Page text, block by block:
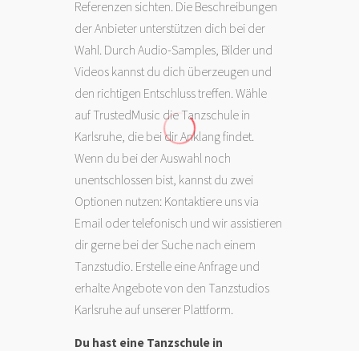
Referenzen sichten. Die Beschreibungen
der Anbieter unterstützen dich bei der
Wahl. Durch Audio-Samples, Bilder und
Videos kannst du dich überzeugen und
den richtigen Entschluss treffen. Wähle
auf TrustedMusic die Tanzschule in
Karlsruhe, die bei dir Anklang findet.
Wenn du bei der Auswahl noch
unentschlossen bist, kannst du zwei
Optionen nutzen: Kontaktiere uns via
Email oder telefonisch und wir assistieren
dir gerne bei der Suche nach einem
Tanzstudio. Erstelle eine Anfrage und
erhalte Angebote von den Tanzstudios
Karlsruhe auf unserer Plattform.
Du hast eine Tanzschule in